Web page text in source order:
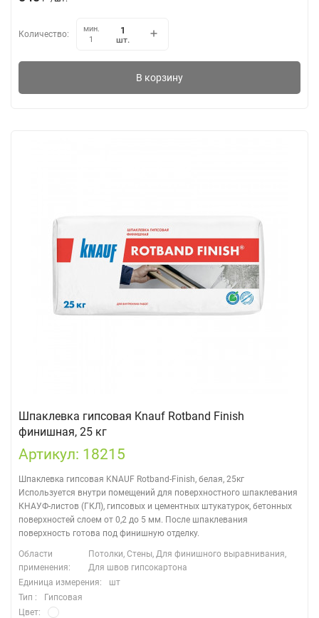
Количество:
мин.
1
шт.
В корзину
Шпаклевка гипсовая Knauf Rotband Finish
финишная, 25 кг
Артикул: 18215
Шпаклевка гипсовая KNAUF Rotband-Finish, белая, 25кг
Используется внутри помещений для поверхностного шпаклевания
КНАУФ-листов (ГКЛ), гипсовых и цементных штукатурок, бетонных
поверхностей слоем от 0,2 до 5 мм. После шпаклевания
поверхность готова под финишную отделку.
Области
применения:
Потолки, Стены, Для финишного выравнивания,
Для швов гипсокартона
Единица измерения:
шт
Тип :
Гипсовая
Цвет: